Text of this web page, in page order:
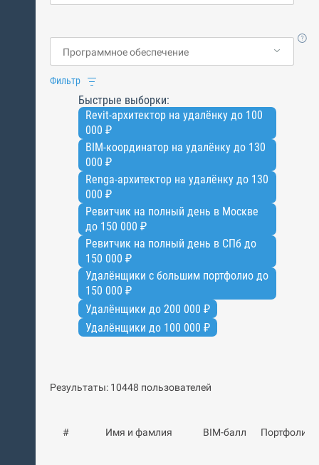
Фильтр
Быстрые выборки:
Revit-архитектор на удалёнку до 100
000 ₽
BIM-координатор на удалёнку до 130
000 ₽
Renga-архитектор на удалёнку до 130
000 ₽
Ревитчик на полный день в Москве
до 150 000 ₽
Ревитчик на полный день в СПб до
150 000 ₽
Удалёнщики с большим портфолио до
150 000 ₽
Удалёнщики до 200 000 ₽
Удалёнщики до 100 000 ₽
Результаты: 10448 пользователей
# Имя и фамлия BIM-балл Портфолио